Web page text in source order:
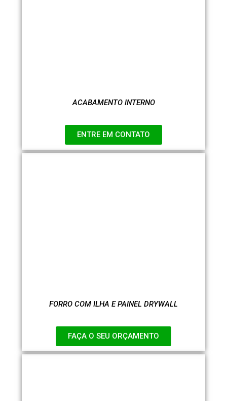
ACABAMENTO INTERNO
ENTRE EM CONTATO
FORRO COM ILHA E PAINEL DRYWALL
FAÇA O SEU ORÇAMENTO